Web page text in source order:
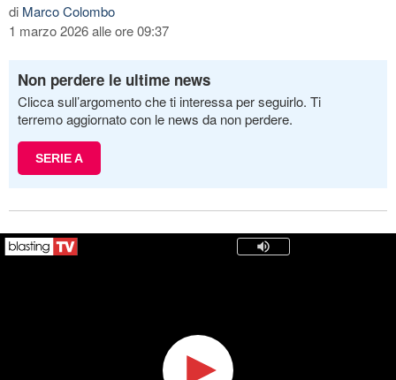
di Marco Colombo
1 marzo 2026 alle ore 09:37
Non perdere le ultime news
Clicca sull’argomento che ti interessa per seguirlo. Ti
terremo aggiornato con le news da non perdere.
SERIE A